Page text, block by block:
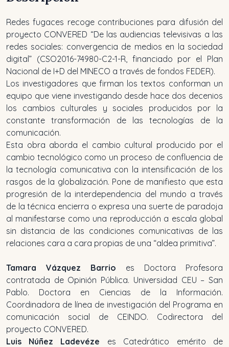
Redes fugaces recoge contribuciones para difusión del
proyecto CONVERED “De las audiencias televisivas a las
redes sociales: convergencia de medios en la sociedad
digital” (CSO2016-74980-C2-1-R, financiado por el Plan
Nacional de I+D del MINECO a través de fondos FEDER).
Los investigadores que firman los textos conforman un
equipo que viene investigando desde hace dos decenios
los cambios culturales y sociales producidos por la
constante transformación de las tecnologías de la
comunicación.
Esta obra aborda el cambio cultural producido por el
cambio tecnológico como un proceso de confluencia de
la tecnología comunicativa con la intensificación de los
rasgos de la globalización. Pone de manifiesto que esta
progresión de la interdependencia del mundo a través
de la técnica encierra o expresa una suerte de paradoja
al manifestarse como una reproducción a escala global
sin distancia de las condiciones comunicativas de las
relaciones cara a cara propias de una “aldea primitiva”.
Tamara Vázquez Barrio es Doctora Profesora
contratada de Opinión Pública. Universidad CEU – San
Pablo. Doctora en Ciencias de la Información.
Coordinadora de línea de investigación del Programa en
comunicación social de CEINDO. Codirectora del
proyecto CONVERED.
Luis Núñez Ladevéze es Catedrático emérito de